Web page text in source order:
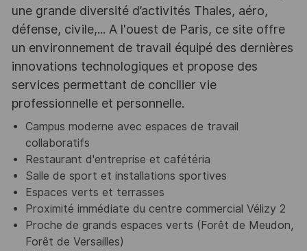
une grande diversité d’activités Thales, aéro,
défense, civile,... A l'ouest de Paris, ce site offre
un environnement de travail équipé des dernières
innovations technologiques et propose des
services permettant de concilier vie
professionnelle et personnelle.
Campus moderne avec espaces de travail
collaboratifs
Restaurant d'entreprise et cafétéria
Salle de sport et installations sportives
Espaces verts et terrasses
Proximité immédiate du centre commercial Vélizy 2
Proche de grands espaces verts (Forêt de Meudon,
Forêt de Versailles)